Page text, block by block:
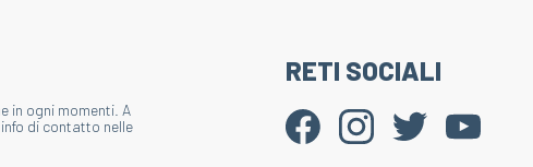
in ogni momenti. A
di contatto nelle
RETI SOCIALI